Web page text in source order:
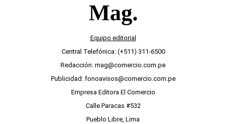
Equipo editorial
Central Telefónica: (+511) 311-6500
Redacción: mag@comercio.com.pe
Publicidad: fonoavisos@comercio.com.pe
Empresa Editora El Comercio
Calle Paracas #532
Pueblo Libre, Lima